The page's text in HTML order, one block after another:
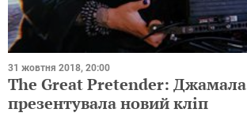
31 жовтня 2018, 20:00
The Great Pretender: Джамала
презентувала новий кліп